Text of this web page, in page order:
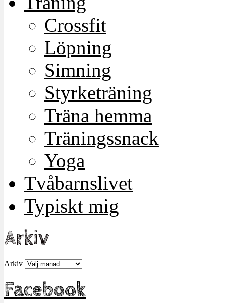
Crossfit
Löpning
Simning
Styrketräning
Träna hemma
Träningssnack
Yoga
Tvåbarnslivet
Typiskt mig
Arkiv
Arkiv
Facebook